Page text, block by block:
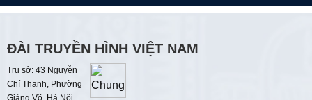
Hồn Huế - Men màu
10:00
Điểm tựa cuộc sống
Điểm tựa cho nhân dân
ĐÀI TRUYỀN HÌNH VIỆT NAM
Trụ sở: 43 Nguyễn
Chí Thanh, Phường
Giảng Võ, Hà Nội.